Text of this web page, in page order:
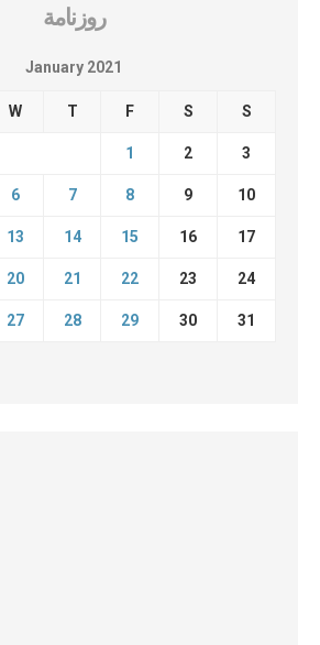
روزنامة
January 2021
W T F S S
1 2 3
6 7 8 9 10
13 14 15 16 17
20 21 22 23 24
27 28 29 30 31